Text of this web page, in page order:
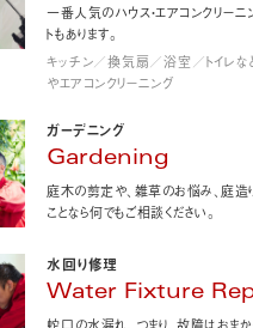
一番人気のハウス・エアコンクリーニ
トもあります。
キッチン／換気扇／浴室／トイレな
やエアコンクリーニング
ガーデニング
Gardening
庭木の剪定や、雑草のお悩み、庭造
ことなら何でもご相談ください。
水回り修理
Water Fixture
蛇口の水漏れ、つまり、故障はおまか